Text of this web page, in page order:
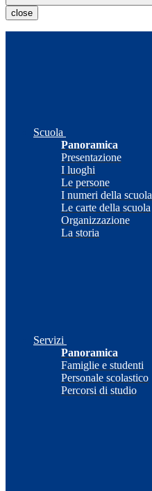
close
Scuola
Panoramica
Presentazione
I luoghi
Le persone
I numeri della scuola
Le carte della scuola
Organizzazione
La storia
Servizi
Panoramica
Famiglie e studenti
Personale scolastico
Percorsi di studio